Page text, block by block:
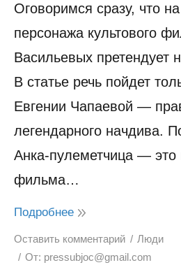
Оговоримся сразу, что
персонажа культового
Васильевых претендует
В статье речь пойдет
Евгении Чапаевой —
легендарного начдива.
Анка-пулеметчица — это
фильма…
Подробнее
Оставить комментарий
Люди
От: pressubjoc@gmail.com